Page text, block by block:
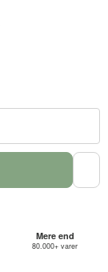
Mere end
80.000+ varer